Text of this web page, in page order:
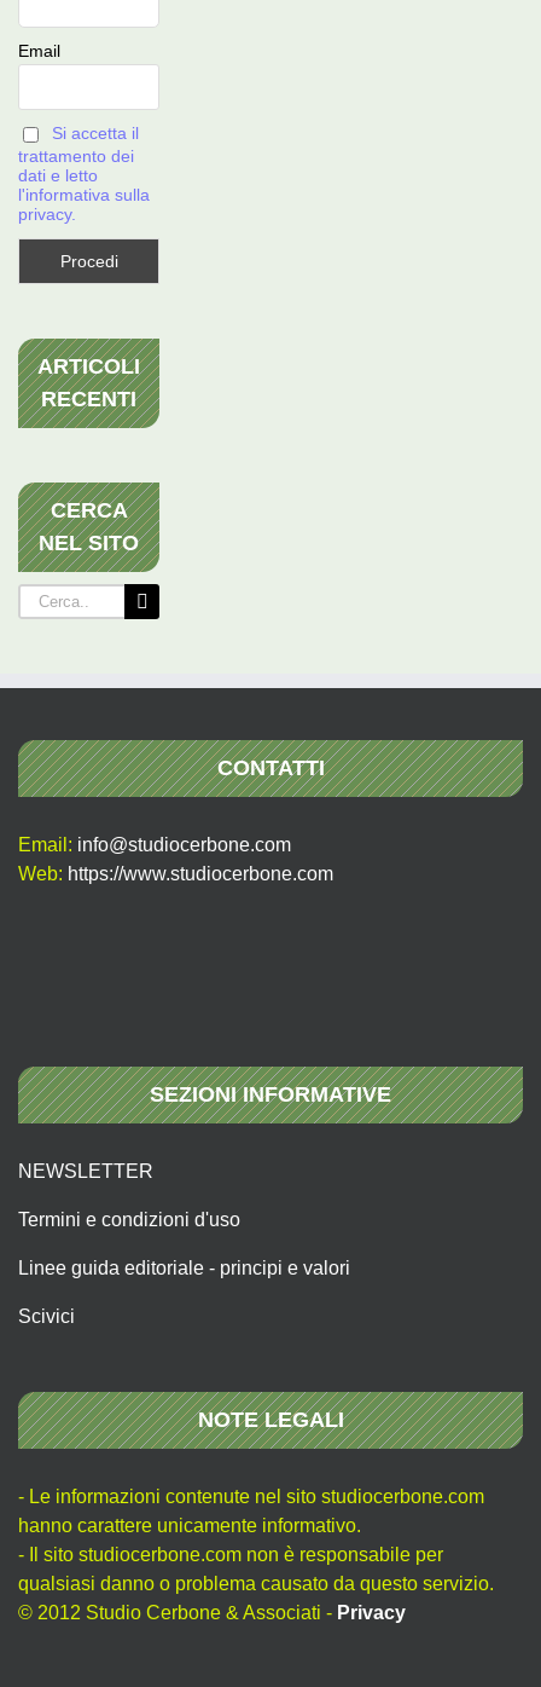
Email
Si accetta il
trattamento dei
dati e letto
l'informativa sulla
privacy.
ARTICOLI
RECENTI
CERCA
NEL SITO
Cerca
per:
CONTATTI
Email: info@studiocerbone.com
Web: https://www.studiocerbone.com
SEZIONI INFORMATIVE
NEWSLETTER
Termini e condizioni d'uso
Linee guida editoriale - principi e valori
Scivici
NOTE LEGALI
- Le informazioni contenute nel sito studiocerbone.com
hanno carattere unicamente informativo.
- Il sito studiocerbone.com non è responsabile per
qualsiasi danno o problema causato da questo servizio.
© 2012 Studio Cerbone & Associati - Privacy